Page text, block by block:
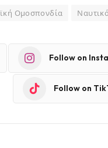
Ομοσπονδία
Follow on
Follow on